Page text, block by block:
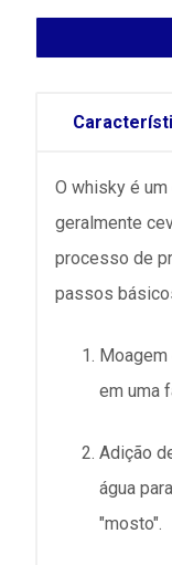
O whisky é
geralmente
processo de
passos
em uma
Adição
água
"mosto".